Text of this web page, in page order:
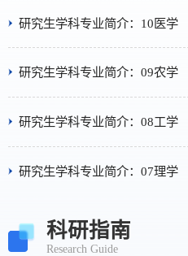
研究生学科专业简介：10医学
研究生学科专业简介：09农学
研究生学科专业简介：08工学
研究生学科专业简介：07理学
科研指南
Research Guide